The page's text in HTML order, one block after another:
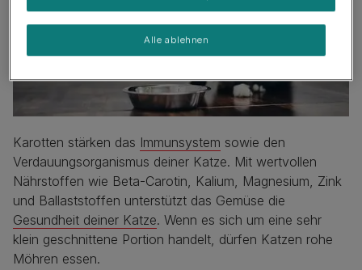
Karotten stärken das Immunsystem sowie den
Verdauungsorganismus deiner Katze. Mit wertvollen
Nährstoffen wie Beta-Carotin, Kalium, Magnesium, Zink
und Ballaststoffen unterstützt das Gemüse die
Gesundheit deiner Katze. Wenn es sich um eine sehr
klein geschnittene Portion handelt, dürfen Katzen rohe
Möhren essen.
Alle ablehnen